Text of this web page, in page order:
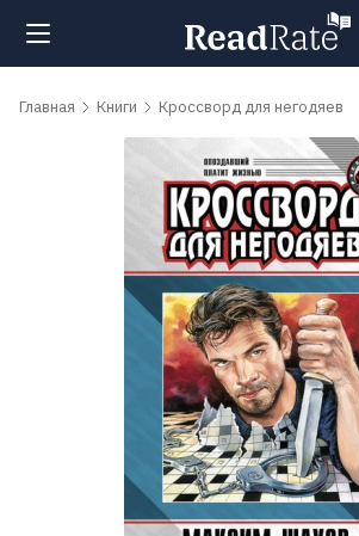
Поиск
Рейтинги
обсуждаемые
Главная Книги Кроссворд для негодяев